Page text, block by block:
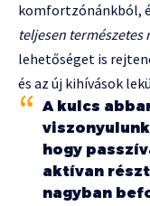
komfortzónánkból,
teljesen természetes
lehetőséget is
és az új kihívások
A kulcs
hogy
aktívan
nagyban